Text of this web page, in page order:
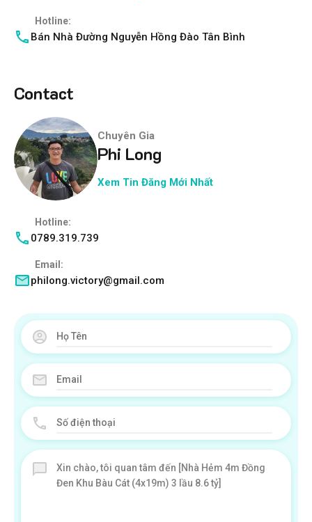
Hotline:
Bán Nhà Đường Nguyễn Hồng Đào Tân Bình
Contact
Chuyên Gia
Phi Long
Xem Tin Đăng Mới Nhất
Hotline:
0789.319.739
Email:
philong.victory@gmail.com